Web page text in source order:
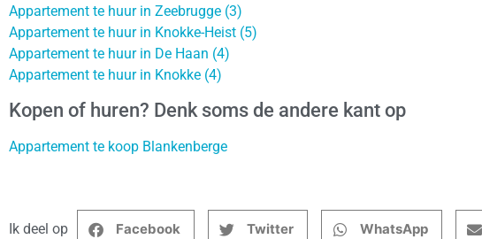
Appartement te huur in Zeebrugge (3)
Appartement te huur in Knokke-Heist (5)
Appartement te huur in De Haan (4)
Appartement te huur in Knokke (4)
Kopen of huren? Denk soms de andere kant op
Appartement te koop Blankenberge
Ik deel op Facebook Twitter WhatsApp